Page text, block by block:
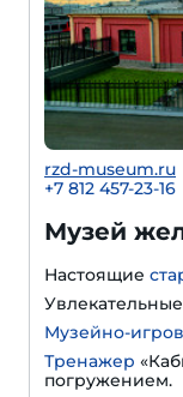
rzd-museum.ru
+7 812 457-23-16
Музей
Настоящие
Увлекательные
Музейно-
Тренажер
погружением.